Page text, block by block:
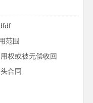
范围
权或被无偿收回
合同